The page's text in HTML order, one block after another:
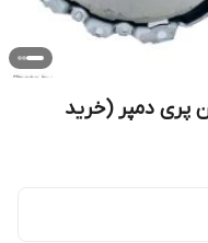
پری دمپر (خرید